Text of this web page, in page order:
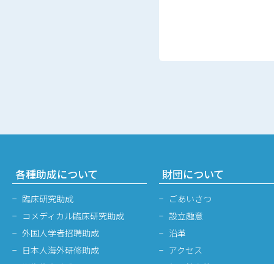
各種助成について
臨床研究助成
コメディカル臨床研究助成
外国人学者招聘助成
日本人海外研修助成
財団について
ごあいさつ
設立趣意
沿革
アクセス